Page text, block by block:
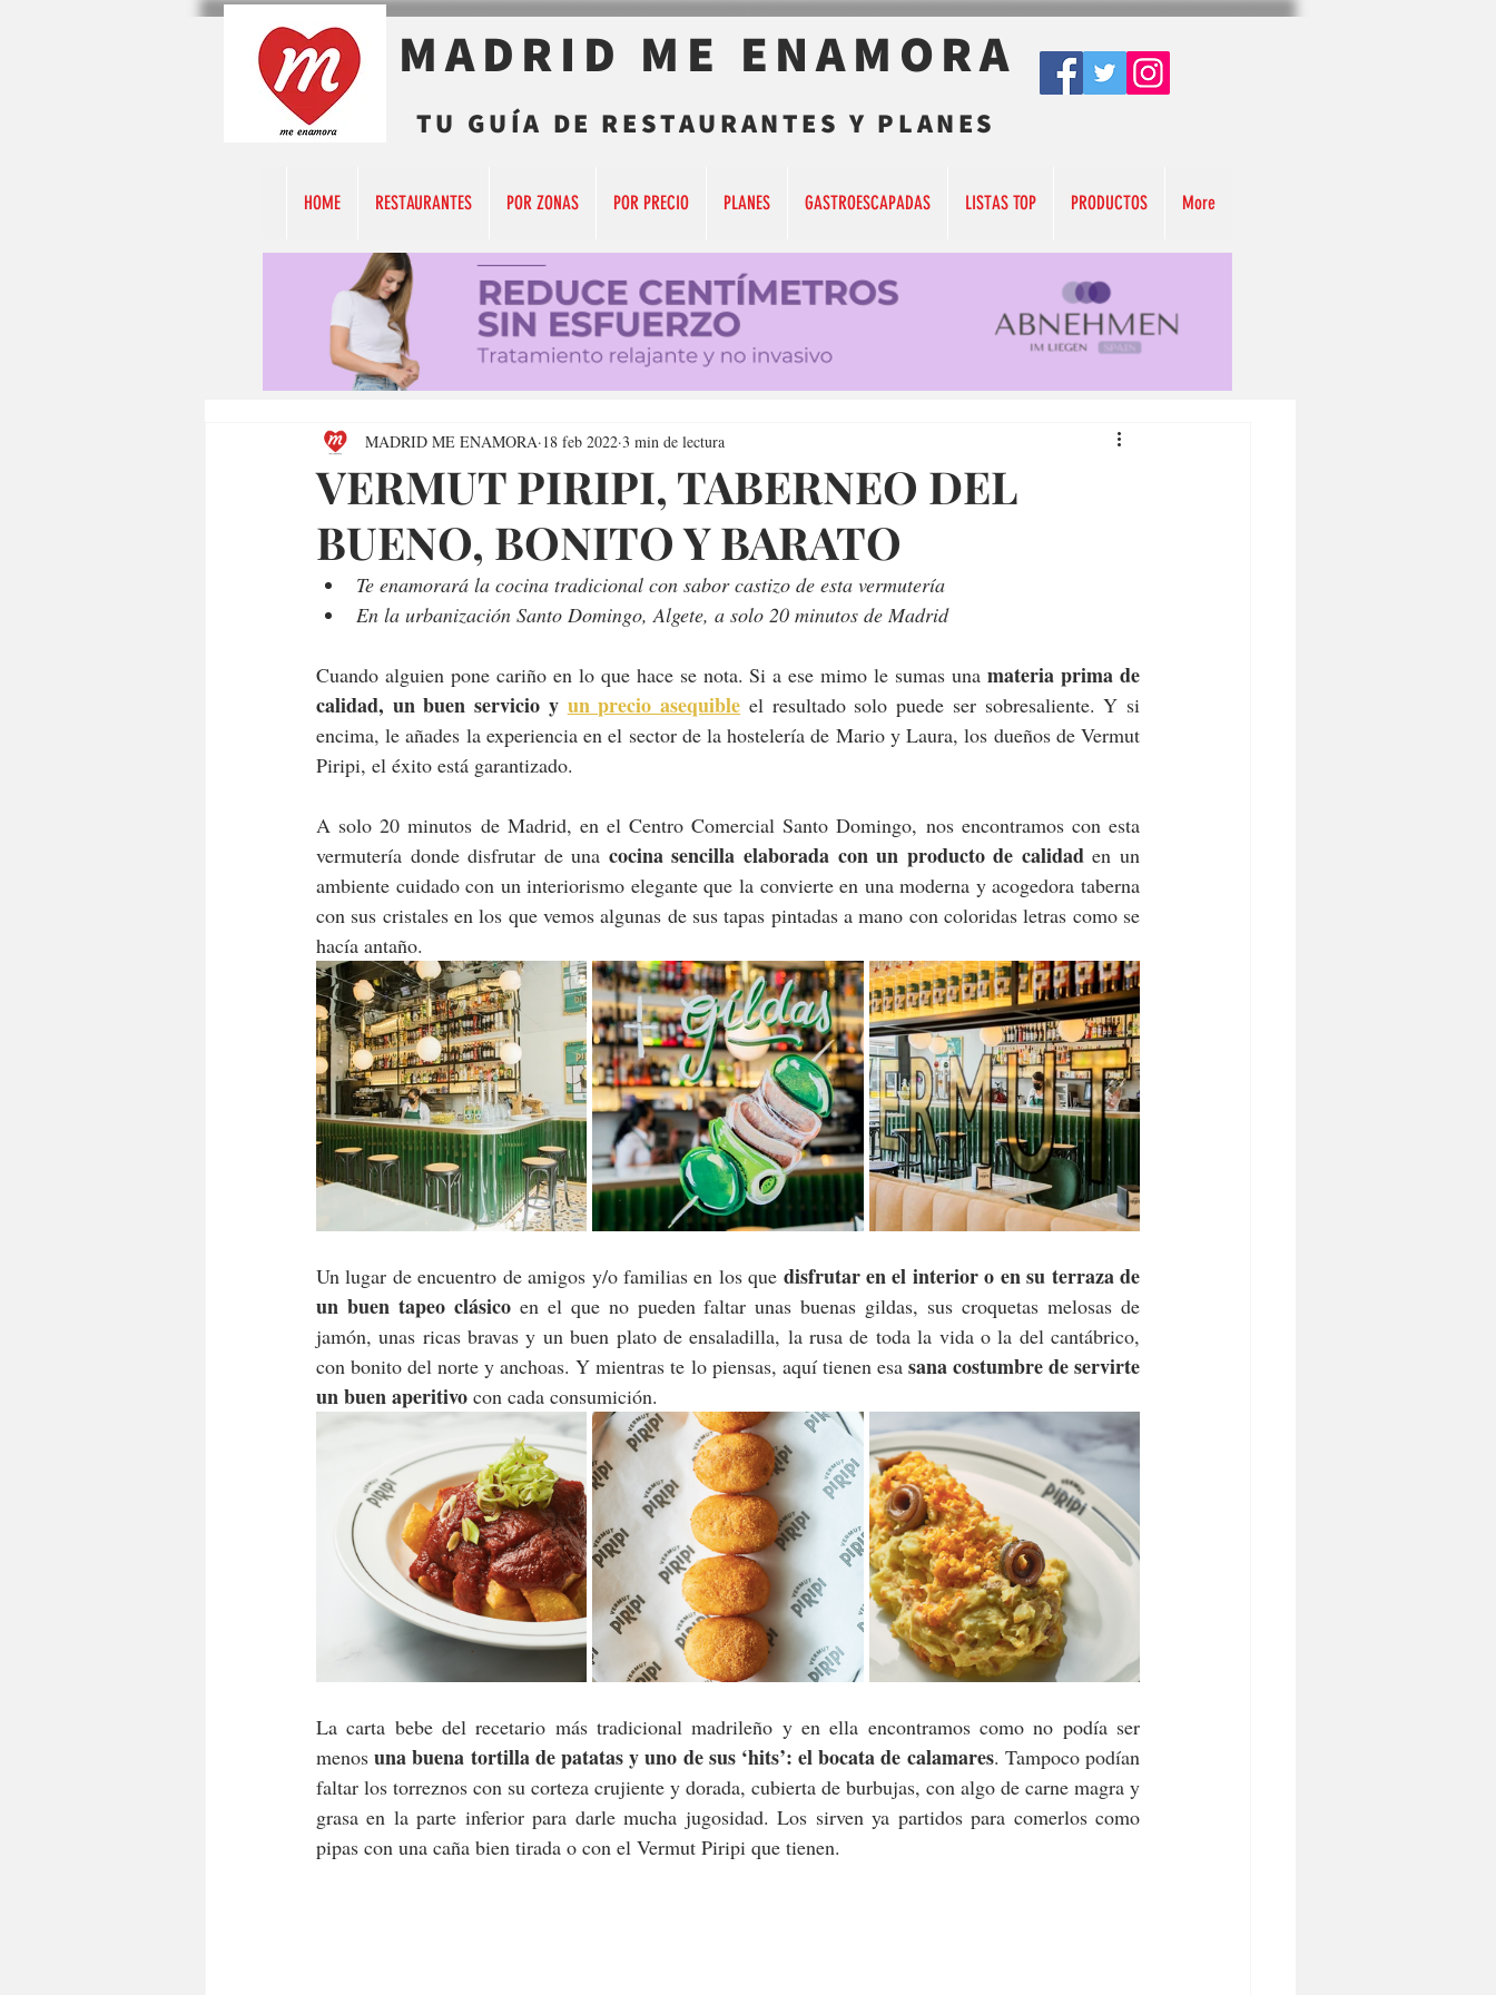
MADRID ME ENAMORA
TU GUÍA DE RESTAURANTES Y PLANES
HOME RESTAURANTES POR ZONAS POR PRECIO PLANES GASTROESCAPADAS LISTAS TOP PRODUCTOS More
VERMUT PIRIPI, TABERNEO DEL
BUENO, BONITO Y BARATO
MADRID ME ENAMORA 18 feb 2022 3 min de lectura
Te enamorará la cocina tradicional con sabor castizo de esta vermutería
En la urbanización Santo Domingo, Algete, a solo 20 minutos de Madrid
Cuando alguien pone cariño en lo que hace se nota. Si a ese mimo le sumas una materia prima de
calidad, un buen servicio y un precio asequible el resultado solo puede ser sobresaliente. Y si
encima, le añades la experiencia en el sector de la hostelería de Mario y Laura, los dueños de Vermut
Piripi, el éxito está garantizado.
A solo 20 minutos de Madrid, en el Centro Comercial Santo Domingo, nos encontramos con esta
vermutería donde disfrutar de una cocina sencilla elaborada con un producto de calidad en un
ambiente cuidado con un interiorismo elegante que la convierte en una moderna y acogedora taberna
con sus cristales en los que vemos algunas de sus tapas pintadas a mano con coloridas letras como se
hacía antaño.
Un lugar de encuentro de amigos y/o familias en los que disfrutar en el interior o en su terraza de
un buen tapeo clásico en el que no pueden faltar unas buenas gildas, sus croquetas melosas de
jamón, unas ricas bravas y un buen plato de ensaladilla, la rusa de toda la vida o la del cantábrico,
con bonito del norte y anchoas. Y mientras te lo piensas, aquí tienen esa sana costumbre de servirte
un buen aperitivo con cada consumición.
La carta bebe del recetario más tradicional madrileño y en ella encontramos como no podía ser
menos una buena tortilla de patatas y uno de sus ‘hits’: el bocata de calamares. Tampoco podían
faltar los torreznos con su corteza crujiente y dorada, cubierta de burbujas, con algo de carne magra y
grasa en la parte inferior para darle mucha jugosidad. Los sirven ya partidos para comerlos como
pipas con una caña bien tirada o con el Vermut Piripi que tienen.